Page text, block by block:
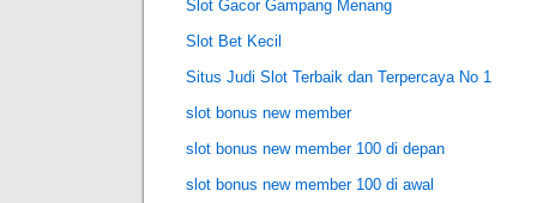
Slot Gacor Gampang Menang
Slot Bet Kecil
Situs Judi Slot Terbaik dan Terpercaya No 1
slot bonus new member
slot bonus new member 100 di depan
slot bonus new member 100 di awal